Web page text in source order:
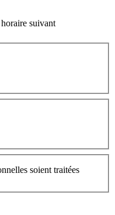
suivant
soient traitées